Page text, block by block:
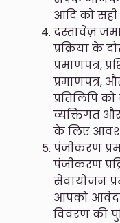
आदि को सही
दस्तावेज़
प्रक्रिया के
प्रमाणपत्र,
प्रमाणपत्र,
प्रतिलिपि
व्यक्तिगत
के लिए
पंजीकरण
पंजीकरण
सेवायोजन
आपको
विवरण की